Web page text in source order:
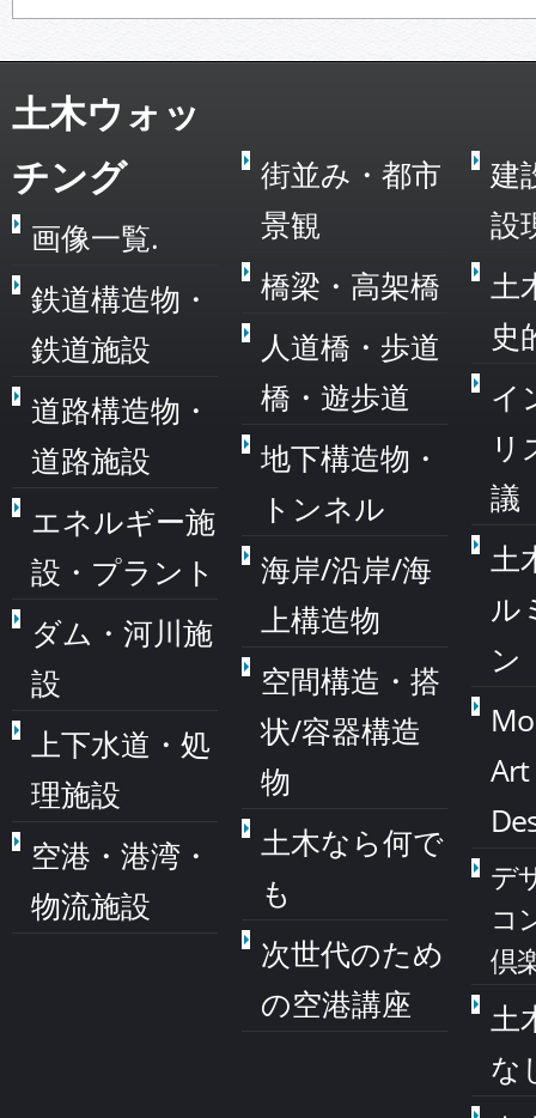
土木ウォッ
チング
画像一覧.
鉄道構造物・
鉄道施設
道路構造物・
道路施設
エネルギー施
設・プラント
ダム・河川施
設
上下水道・処
理施設
空港・港湾・
物流施設
街並み・都市
景観
橋梁・高架橋
人道橋・歩道
橋・遊歩道
地下構造物・
トンネル
海岸/沿岸/海
上構造物
空間構造・搭
状/容器構造
物
土木なら何で
も
次世代のため
の空港講座
建
設
土
史
イ
リ
議
土
ル
ン
デ
コ
倶
土
な